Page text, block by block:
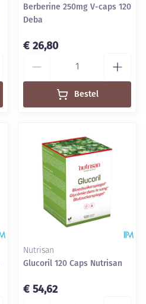
Berberine 250mg V-caps 120
Deba
€ 26,80
Bestel
Nutrisan
Glucoril 120 Caps Nutrisan
€ 54,62